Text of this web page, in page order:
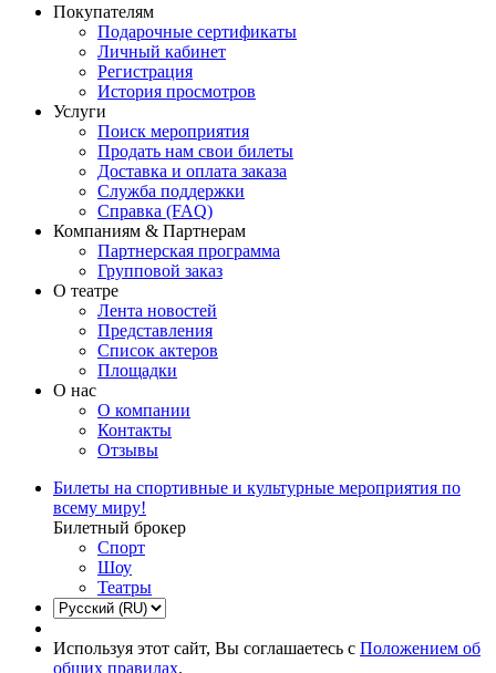
Покупателям
Подарочные сертификаты
Личный кабинет
Регистрация
История просмотров
Услуги
Поиск мероприятия
Продать нам свои билеты
Доставка и оплата заказа
Служба поддержки
Справка (FAQ)
Компаниям & Партнерам
Партнерская программа
Групповой заказ
О театре
Лента новостей
Представления
Список актеров
Площадки
О нас
О компании
Контакты
Отзывы
Билеты на спортивные и культурные мероприятия по
всему миру!
Билетный брокер
Спорт
Шоу
Театры
Используя этот сайт, Вы соглашаетесь с Положением об
общих правилах.